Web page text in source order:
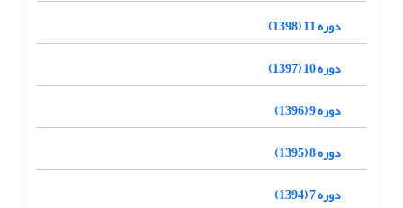
دوره 11 (1398)
دوره 10 (1397)
دوره 9 (1396)
دوره 8 (1395)
دوره 7 (1394)